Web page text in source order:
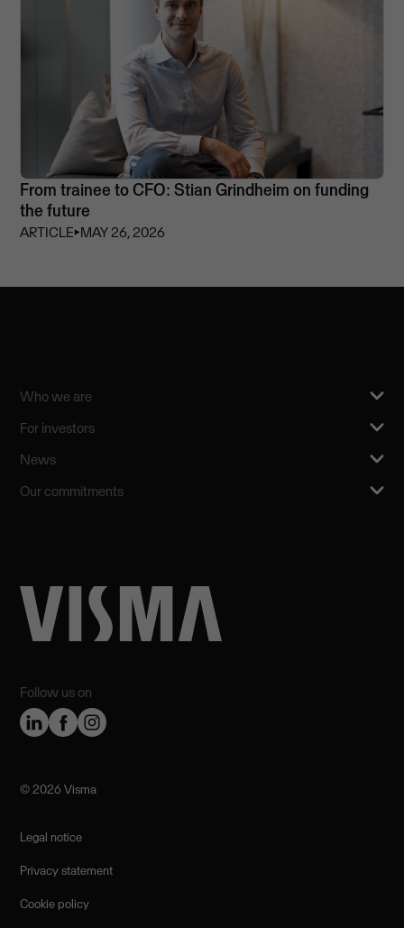
From trainee to CFO: Stian Grindheim on funding
the future
ARTICLE⏵MAY 26, 2026
Follow us on
Who we are
For investors
News
Our commitments
©️ 2026 Visma
Legal notice
Privacy statement
Cookie policy